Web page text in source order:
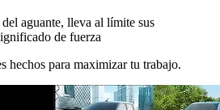
aguante, lleva al límite sus
de fuerza
hechos para maximizar tu trabajo.